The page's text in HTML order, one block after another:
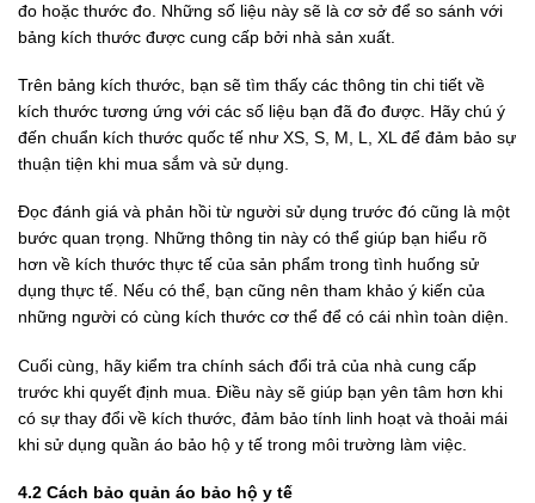
đo hoặc thước đo. Những số liệu này sẽ là cơ sở để so sánh với
bảng kích thước được cung cấp bởi nhà sản xuất.
Trên bảng kích thước, bạn sẽ tìm thấy các thông tin chi tiết về
kích thước tương ứng với các số liệu bạn đã đo được. Hãy chú ý
đến chuẩn kích thước quốc tế như XS, S, M, L, XL để đảm bảo sự
thuận tiện khi mua sắm và sử dụng.
Đọc đánh giá và phản hồi từ người sử dụng trước đó cũng là một
bước quan trọng. Những thông tin này có thể giúp bạn hiểu rõ
hơn về kích thước thực tế của sản phẩm trong tình huống sử
dụng thực tế. Nếu có thể, bạn cũng nên tham khảo ý kiến của
những người có cùng kích thước cơ thể để có cái nhìn toàn diện.
Cuối cùng, hãy kiểm tra chính sách đổi trả của nhà cung cấp
trước khi quyết định mua. Điều này sẽ giúp bạn yên tâm hơn khi
có sự thay đổi về kích thước, đảm bảo tính linh hoạt và thoải mái
khi sử dụng quần áo bảo hộ y tế trong môi trường làm việc.
4.2 Cách bảo quản áo bảo hộ y tế